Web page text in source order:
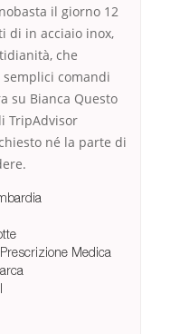
il giorno 12
di in acciaio inox,
che
comandi
su Bianca Questo
TripAdvisor
né la parte di
Medica